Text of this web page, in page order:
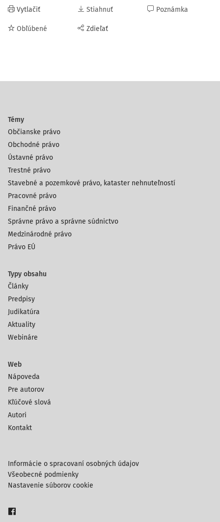
Vytlačiť
Obľúbené
Stiahnuť
Zdieľať
Poznámka
Témy
Občianske právo
Obchodné právo
Ústavné právo
Trestné právo
Stavebné a pozemkové právo, kataster nehnuteľností
Pracovné právo
Finančné právo
Správne právo a správne súdnictvo
Medzinárodné právo
Právo EÚ
Typy obsahu
Články
Predpisy
Judikatúra
Aktuality
Webináre
Web
Nápoveda
Pre autorov
Kľúčové slová
Autori
Kontakt
Informácie o spracovaní osobných údajov
Všeobecné podmienky
Nastavenie súborov cookie